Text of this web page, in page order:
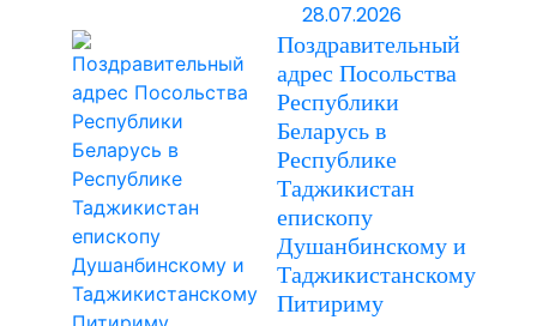
28.07.2026
Поздравительный
адрес Посольства
Республики
Беларусь в
Республике
Таджикистан
епископу
Душанбинскому и
Таджикистанскому
Питириму